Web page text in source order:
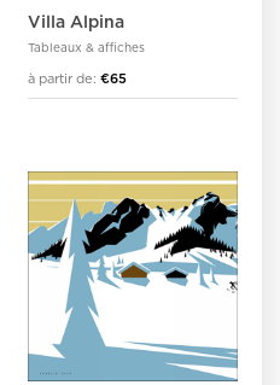
Villa Alpina
Tableaux & affiches
à partir de: €65